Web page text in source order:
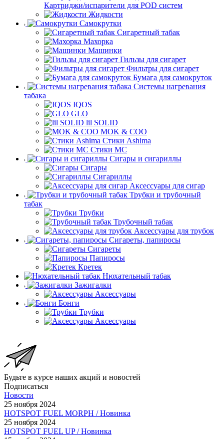
Картриджи/испарители для POD систем
Жидкости
Самокрутки
Сигаретный табак
Махорка
Машинки
Гильзы для сигарет
Фильтры для сигарет
Бумага для самокруток
Системы нагревания
табака
IQOS
GLO
lil SOLID
MOK & COO
Стики Ashima
Стики MC
Сигары и сигариллы
Сигары
Сигариллы
Аксессуары для сигар
Трубки и трубочный
табак
Трубки
Трубочный табак
Аксессуары для трубок
Сигареты, папиросы
Сигареты
Папиросы
Кретек
Нюхательный табак
Зажигалки
Аксессуары
Бонги
Трубки
Аксессуары
Будьте в курсе наших акций и новостей
Подписаться
Новости
25 ноября 2024
HOTSPOT FUEL MORPH / Новинка
25 ноября 2024
HOTSPOT FUEL UP / Новинка